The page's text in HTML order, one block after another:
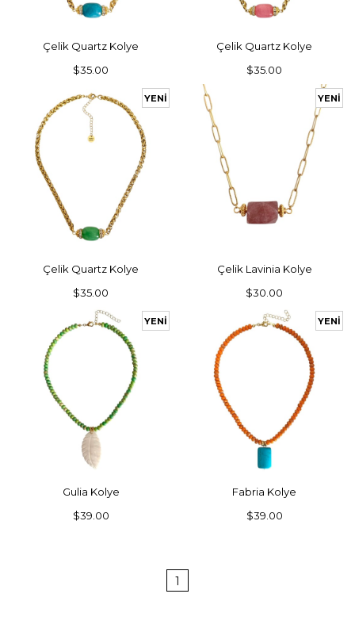
SEPETE EKLE
Çelik Quartz Kolye
$35.00
SEPETE EKLE
Çelik Quartz Kolye
$35.00
SEPETE EKLE
Çelik Quartz Kolye
$35.00
YENI
SEPETE EKLE
Çelik Lavinia Kolye
$30.00
YENI
ÜRÜN
SEPETE EKLE
Gulia Kolye
$39.00
YENI
SEPETE EKLE
Fabria Kolye
$39.00
YENI
1